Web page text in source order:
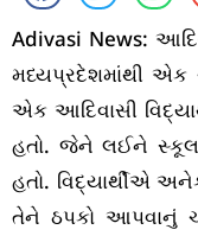
Adivasi News:
મધ્યપ્રદેશમાંથી એક
એક આદિવાસી
હતો. જેને લઈને
હતો. વિદ્યાર્થીએ
તેને ઠપકો આપવાનું